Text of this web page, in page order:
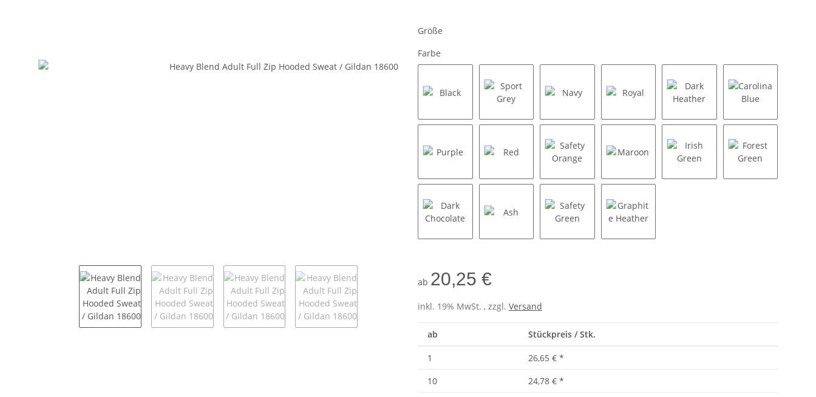
Größe
Farbe
Black Sport Grey Navy Royal Dark Heather Carolina Blue
Purple Red Safety Orange Maroon
ab 20,25 €
inkl. 19% MwSt. , zzgl. Versand
ab Stückpreis / Stk.
1 26,65 € *
10
24,78 € *